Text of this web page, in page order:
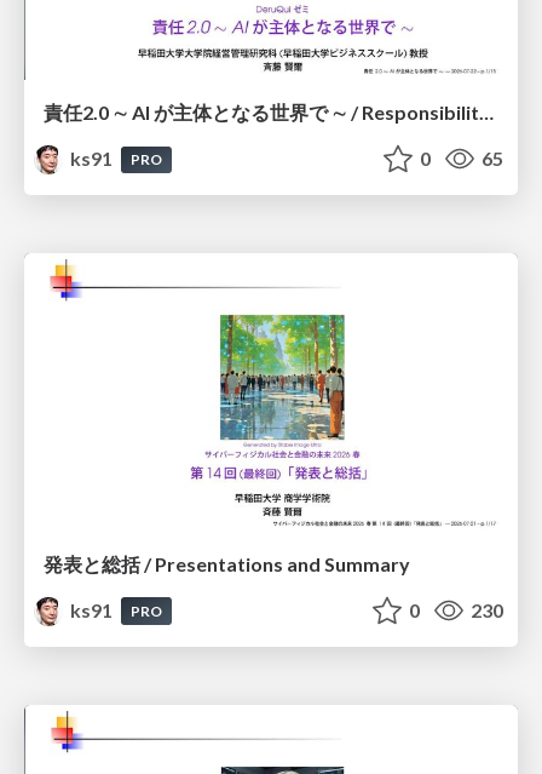
責任2.0 ∼ AI が主体となる世界で ∼ / Responsibility 2.0: In a World Where AI Takes Responsibilities
ks91
PRO 0 65
発表と総括 / Presentations and Summary
ks91
PRO 0 230